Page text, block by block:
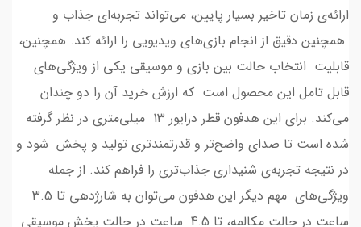
ارائه‌ی زمان تاخیر بسیار پایین، می‌تواند تجربه‌ای جذاب و
همچنین دقیق از انجام بازی‌های ویدیویی را ارائه کند. همچنین،
قابلیت انتخاب حالت بین بازی و موسیقی یکی از ویژگی‌های
قابل تامل این محصول است که ارزش خرید آن را دو چندان
می‌کند. برای این هدفون قطر درایور 13 میلی‌متری در نظر گرفته
شده است تا صدای واضح‌تر و قدرتمندتری تولید و پخش شود و
در نتیجه تجربه‌ی شنیداری جذاب‌تری را فراهم کند. از جمله
ویژگی‌های مهم دیگر این هدفون می‌توان به شارژدهی تا 3.5
ساعت در حالت مکالمه، تا 4.5 ساعت در حالت پخش موسیقی